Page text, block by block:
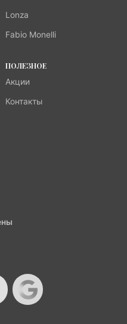
Lonza
Fabio Monelli
ПОЛЕЗНОЕ
Акции
Контакты